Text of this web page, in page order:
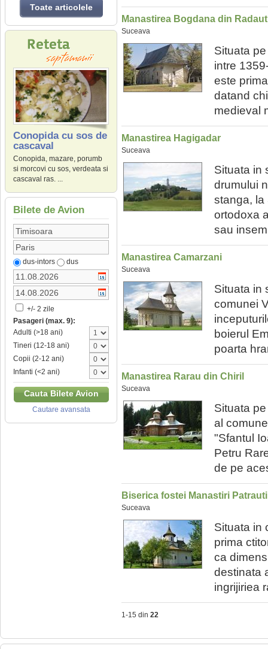
Toate articolele
Conopida cu sos de
cascaval
Conopida, mazare, porumb
si morcovi cu sos, verdeata si
cascaval ras. ...
Bilete de Avion
dus-intors dus
+/- 2 zile
Pasageri (max. 9):
Adulti (>18 ani)
Tineri (12-18 ani)
Copii (2-12 ani)
Infanti (<2 ani)
Cauta Bilete Avion
Cautare avansata
Manastirea Bogdana din
Suceava
Situata
intre
este
datand
medieval
Manastirea Hagigadar
Suceava
Situata in
drumului
stanga, la
ortodoxa
sau
Manastirea Camarzani
Suceava
Situata in
comunei
boierul
poarta
Manastirea Rarau din Chiril
Suceava
Situata
al
"Sfantul
Petru
de pe
Biserica fostei Manastiri Patrauti
Suceava
Situata in
prima
ca
destinata
ingrijiriea
1-15 din 22